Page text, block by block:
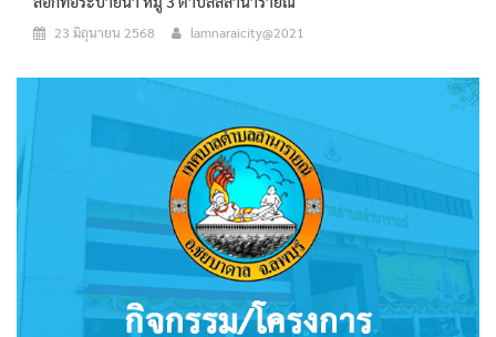
23 มิถุนายน 2568 lamnaraicity@2021